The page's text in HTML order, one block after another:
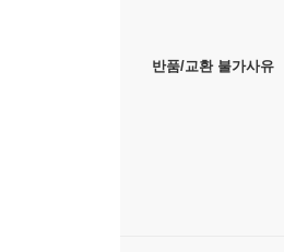
12장 「푸코 철학의
아닌 삶을 분투하게
뛰어넘기 위해 한계
질문으로 욕망의 문
맹자의 언행을 기록
역할을 방해해서는
반품/교환 불가사유